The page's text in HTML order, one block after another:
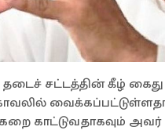
சட்டத்தின் கீழ்
காட்டுவதாகவும் அவர்